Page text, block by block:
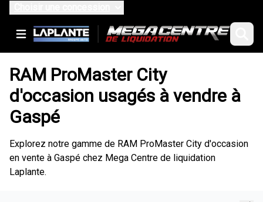
RAM ProMaster City
d'occasion usagés à vendre à
Gaspé
Explorez notre gamme de RAM ProMaster City d'occasion
en vente à Gaspé chez Mega Centre de liquidation
Laplante.